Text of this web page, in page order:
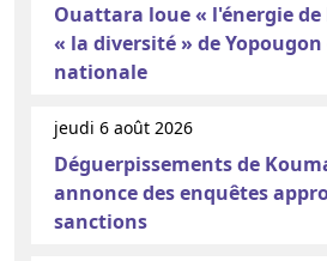
Ouattara loue « l'énergie de
« la diversité » de
nationale
jeudi 6 août 2026
Déguerpissements de
annonce des enquêtes
sanctions